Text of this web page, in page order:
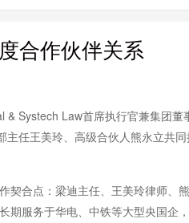
合作伙伴关系
Systech Law首席执行官兼集团
主任王美玲、高级合伙人熊永立
契合点：梁迪主任、王美玲律师
期服务于华电、中铁等大型央国